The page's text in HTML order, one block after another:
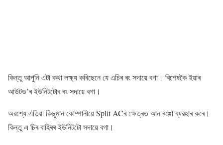
কিন্তু আপুনি এটা কথা লক্ষ্য কৰিছেনে যে এচিৰ ৰং সদায়ে বগা। বিশেষকৈ ইয়াৰ
আউটড’ৰ ইউনিটটোৰ ৰং সদায়ে বগা।
অৱশ্যে এতিয়া কিছুমান কোম্পানীয়ে Split ACৰ ক্ষেত্ৰত আন ৰঙো ব্যৱহাৰ কৰে।
কিন্তু এ চিৰ বাহিৰৰ ইউনিটটো সদায়ে বগা।